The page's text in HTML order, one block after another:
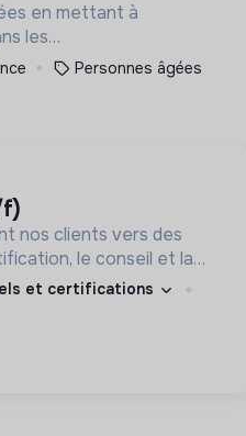
en mettant à
les
Personnes âgées
f)
nos clients vers des
le conseil et la
et certifications